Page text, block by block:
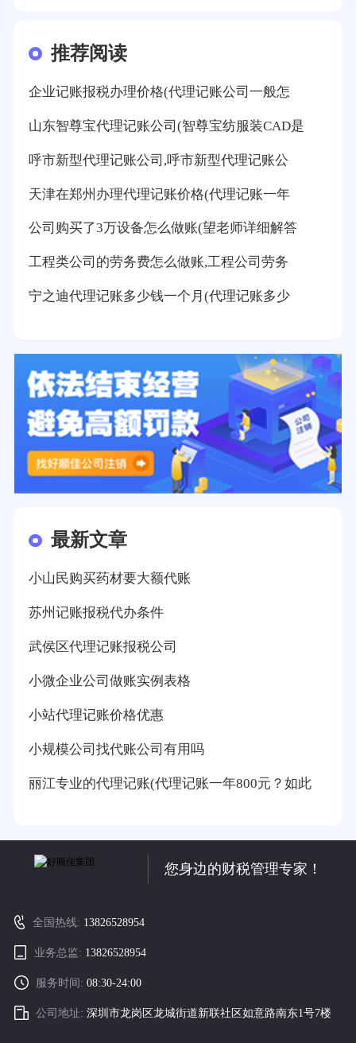
推荐阅读
企业记账报税办理价格(代理记账公司一般怎
山东智尊宝代理记账公司(智尊宝纺服装CAD是
呼市新型代理记账公司,呼市新型代理记账公
天津在郑州办理代理记账价格(代理记账一年
公司购买了3万设备怎么做账(望老师详细解答
工程类公司的劳务费怎么做账,工程公司劳务
宁之迪代理记账多少钱一个月(代理记账多少
最新文章
小山民购买药材要大额代账
苏州记账报税代办条件
武侯区代理记账报税公司
小微企业公司做账实例表格
小站代理记账价格优惠
小规模公司找代账公司有用吗
丽江专业的代理记账(代理记账一年800元？如此
您身边的财税管理专家！
全国热线: 13826528954
业务总监: 13826528954
服务时间:08:30-24:00
公司地址:深圳市龙岗区龙城街道新联社区如意路南东1号7楼